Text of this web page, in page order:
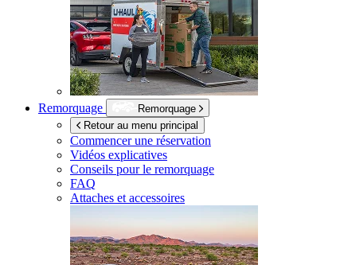
Remorquage
Remorquage
Retour au menu principal
Commencer une réservation
Vidéos explicatives
Conseils pour le remorquage
FAQ
Attaches et accessoires